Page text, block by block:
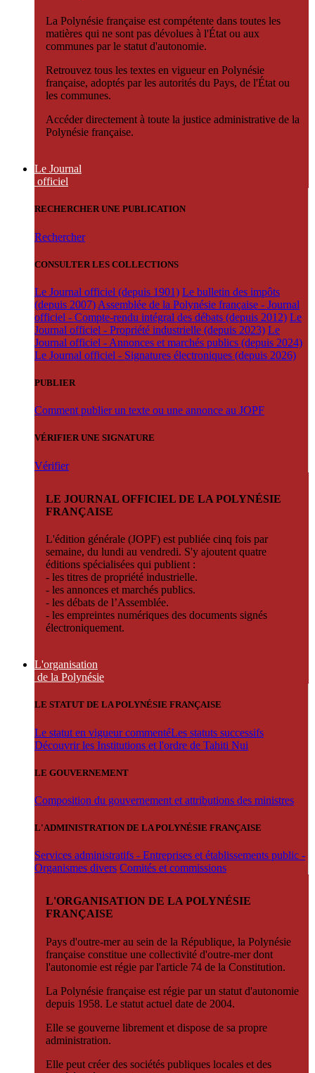
La Polynésie française est compétente dans toutes les
matières qui ne sont pas dévolues à l'État ou aux
communes par le statut d'autonomie.
Retrouvez tous les textes en vigueur en Polynésie
française, adoptés par les autorités du Pays, de l'État ou
les communes.
Accéder directement à toute la justice administrative de la
Polynésie française.
Le Journal
officiel
RECHERCHER UNE PUBLICATION
Rechercher
CONSULTER LES COLLECTIONS
Le Journal officiel (depuis 1901) Le bulletin des impôts
(depuis 2007) Assemblée de la Polynésie française - Journal
officiel - Compte-rendu intégral des débats (depuis 2012) Le
Journal officiel - Propriété industrielle (depuis 2023) Le
Journal officiel - Annonces et marchés publics (depuis 2024)
Le Journal officiel - Signatures électroniques (depuis 2026)
PUBLIER
Comment publier un texte ou une annonce au JOPF
VÉRIFIER UNE SIGNATURE
Vérifier
LE JOURNAL OFFICIEL DE LA POLYNÉSIE
FRANÇAISE
L'édition générale (JOPF) est publiée cinq fois par
semaine, du lundi au vendredi. S'y ajoutent quatre
éditions spécialisées qui publient :
- les titres de propriété industrielle.
- les annonces et marchés publics.
- les débats de l’Assemblée.
- les empreintes numériques des documents signés
électroniquement.
L'organisation
de la Polynésie
LE STATUT DE LA POLYNÉSIE FRANÇAISE
Le statut en vigueur commentéLes statuts successifs
Découvrir les Institutions et l'ordre de Tahiti Nui
LE GOUVERNEMENT
Composition du gouvernement et attributions des ministres
L'ADMINISTRATION DE LA POLYNÉSIE FRANÇAISE
Services administratifs - Entreprises et établissements public -
Organismes divers Comités et commissions
L'ORGANISATION DE LA POLYNÉSIE
FRANÇAISE
Pays d'outre-mer au sein de la République, la Polynésie
française constitue une collectivité d'outre-mer dont
l'autonomie est régie par l'article 74 de la Constitution.
La Polynésie française est régie par un statut d'autonomie
depuis 1958. Le statut actuel date de 2004.
Elle se gouverne librement et dispose de sa propre
administration.
Elle peut créer des sociétés publiques locales et des